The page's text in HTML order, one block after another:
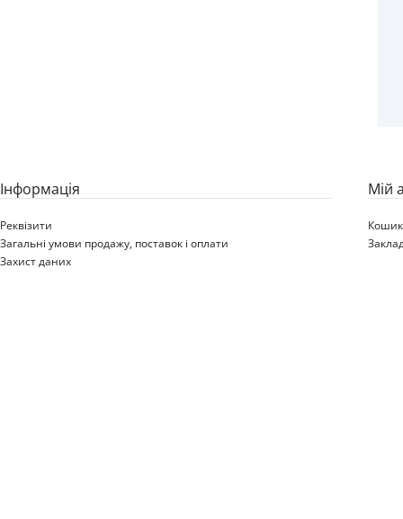
Iнформація
Реквізити
Загальні умови продажу, поставок і оплати
Захист даних
Мій
Кошик